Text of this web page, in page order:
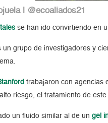
| @ecoaliados21
se han ido convirtiendo en
un grupo de investigadores y
trabajaron con agencias
riesgo, el tratamiento de
un fluido similar al de ungel